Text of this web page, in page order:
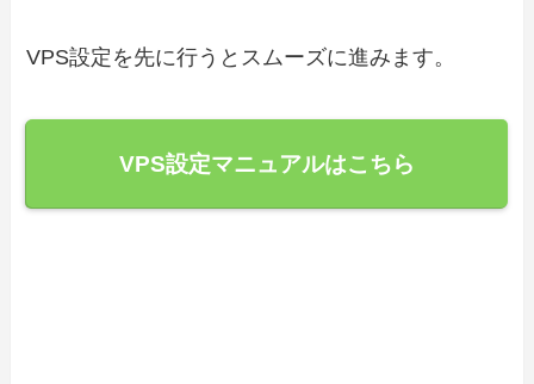
VPS設定を先に行うとスムーズに進みます。
VPS設定マニュアルはこちら